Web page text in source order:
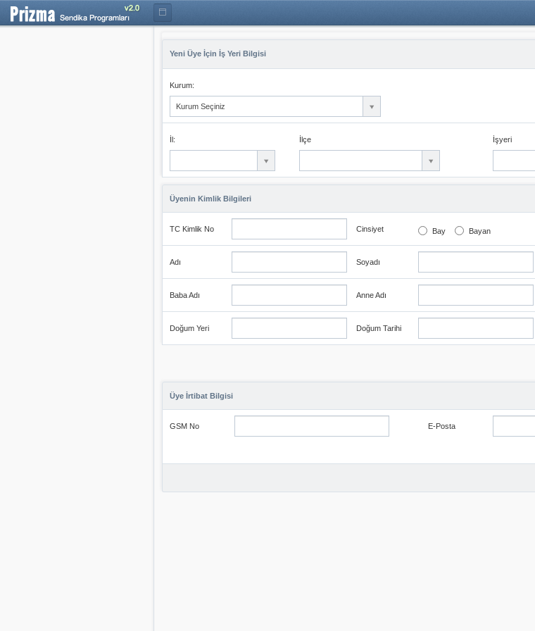
Yeni Üye İçin İş Yeri Bilgisi
Kurum:
Kurum Seçiniz
İl: İlçe İşyeri
Üyenin Kimlik Bilgileri
TC Kimlik No Cinsiyet Bay Bayan
Adı Soyadı
Baba Adı Anne Adı
Doğum Yeri Doğum Tarihi
Üye İrtibat Bilgisi
GSM No E-Posta